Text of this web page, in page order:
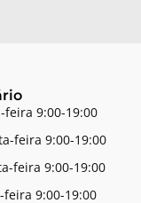
feira 9:00-19:00
feira 9:00-19:00
feira 9:00-19:00
feira 9:00-19:00